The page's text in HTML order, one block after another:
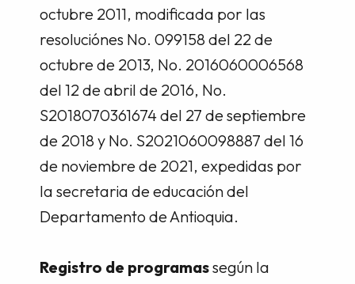
octubre 2011, modificada por las
resoluciónes No. 099158 del 22 de
octubre de 2013, No. 2016060006568
del 12 de abril de 2016, No.
S2018070361674 del 27 de septiembre
de 2018 y No. S2021060098887 del 16
de noviembre de 2021, expedidas por
la secretaria de educación del
Departamento de Antioquia.
Registro de programassegún la